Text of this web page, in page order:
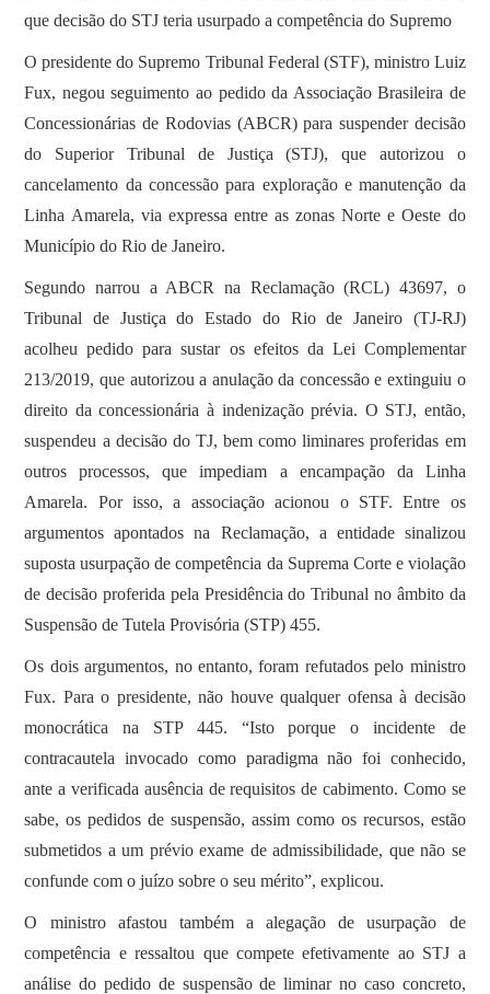
que decisão do STJ teria usurpado a competência do Supremo
O presidente do Supremo Tribunal Federal (STF), ministro Luiz
Fux, negou seguimento ao pedido da Associação Brasileira de
Concessionárias de Rodovias (ABCR) para suspender decisão
do Superior Tribunal de Justiça (STJ), que autorizou o
cancelamento da concessão para exploração e manutenção da
Linha Amarela, via expressa entre as zonas Norte e Oeste do
Município do Rio de Janeiro.
Segundo narrou a ABCR na Reclamação (RCL) 43697, o
Tribunal de Justiça do Estado do Rio de Janeiro (TJ-RJ)
acolheu pedido para sustar os efeitos da Lei Complementar
213/2019, que autorizou a anulação da concessão e extinguiu o
direito da concessionária à indenização prévia. O STJ, então,
suspendeu a decisão do TJ, bem como liminares proferidas em
outros processos, que impediam a encampação da Linha
Amarela. Por isso, a associação acionou o STF. Entre os
argumentos apontados na Reclamação, a entidade sinalizou
suposta usurpação de competência da Suprema Corte e violação
de decisão proferida pela Presidência do Tribunal no âmbito da
Suspensão de Tutela Provisória (STP) 455.
Os dois argumentos, no entanto, foram refutados pelo ministro
Fux. Para o presidente, não houve qualquer ofensa à decisão
monocrática na STP 445. “Isto porque o incidente de
contracautela invocado como paradigma não foi conhecido,
ante a verificada ausência de requisitos de cabimento. Como se
sabe, os pedidos de suspensão, assim como os recursos, estão
submetidos a um prévio exame de admissibilidade, que não se
confunde com o juízo sobre o seu mérito”, explicou.
O ministro afastou também a alegação de usurpação de
competência e ressaltou que compete efetivamente ao STJ a
análise do pedido de suspensão de liminar no caso concreto,